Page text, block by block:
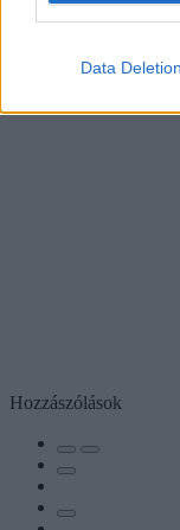
Data Deletion
Hozzászólások